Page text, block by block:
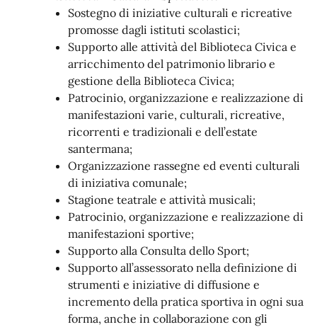
Sostegno di iniziative culturali e ricreative
promosse dagli istituti scolastici;
Supporto alle attività del Biblioteca Civica e
arricchimento del patrimonio librario e
gestione della Biblioteca Civica;
Patrocinio, organizzazione e realizzazione di
manifestazioni varie, culturali, ricreative,
ricorrenti e tradizionali e dell’estate
santermana;
Organizzazione rassegne ed eventi culturali
di iniziativa comunale;
Stagione teatrale e attività musicali;
Patrocinio, organizzazione e realizzazione di
manifestazioni sportive;
Supporto alla Consulta dello Sport;
Supporto all’assessorato nella definizione di
strumenti e iniziative di diffusione e
incremento della pratica sportiva in ogni sua
forma, anche in collaborazione con gli